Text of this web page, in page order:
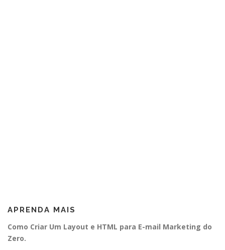
APRENDA MAIS
Como Criar Um Layout e HTML para E-mail Marketing do
Zero.